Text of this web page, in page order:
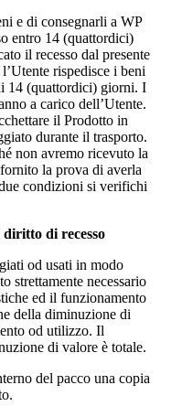
e di consegnarli a WP
entro 14 (quattordici)
il recesso dal presente
rispedisce i beni
14 (quattordici) giorni. I
a carico dell’Utente.
il Prodotto in
durante il trasporto.
non avremo ricevuto la
la prova di averla
condizioni si verifichi
di recesso
od usati in modo
strettamente necessario
ed il funzionamento
della diminuzione di
od utilizzo. Il
di valore è totale.
del pacco una copia